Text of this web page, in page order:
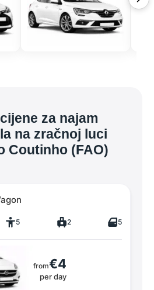
za najam
na zračnoj luci
Coutinho (FAO)
5 2 5
from€4
per day